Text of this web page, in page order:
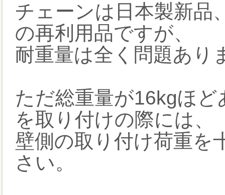
チェーンは日本製新品
の再利用品ですが、
耐重量は全く問題あり
ただ総重量が16kgほ
を取り付けの際には、
壁側の取り付け荷重を
さい。